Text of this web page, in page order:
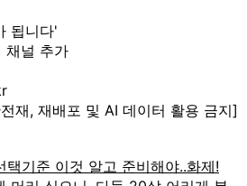
됩니다'
채널 추가
재, 재배포 및 AI 데이터 활용 금지]